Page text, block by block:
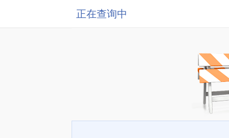
正在查询中